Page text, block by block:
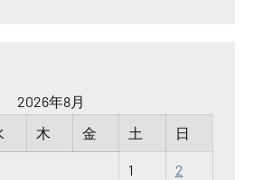
2026年8月
木 金 土 日
1 2